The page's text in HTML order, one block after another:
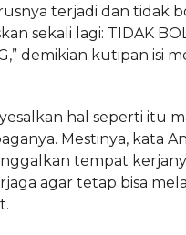
terjadi dan tidak
sekali lagi: TIDAK
demikian kutipan isi
hal seperti itu
Mestinya, kata
tempat
agar tetap bisa